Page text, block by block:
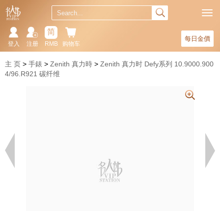
每日金價
购物车
简
RMB
注册
登入
主 页 手錶 Zenith 真力時
Zenith 真力时 Defy系列 10.9000.900
4/96.R921 碳纤维